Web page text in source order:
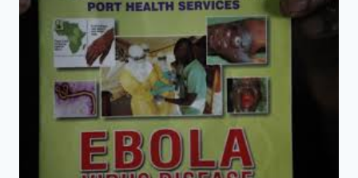
PARA
COMBATIR
LA
ENFERMEDAD
DEL
VIRUS
DEL
ÉBOLA